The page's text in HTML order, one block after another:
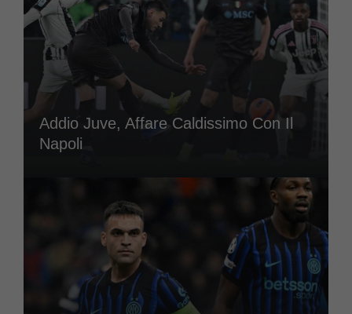
Addio Juve, Affare Caldissimo Con Il
Napoli